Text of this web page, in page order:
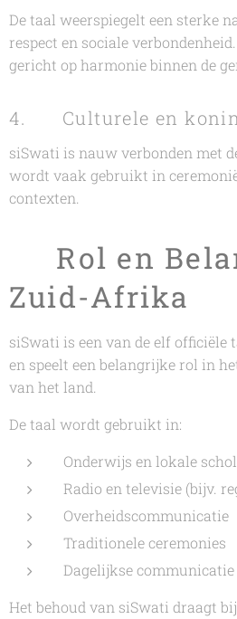
De taal weerspiegelt een sterke
respect en sociale
gericht op harmonie binnen de
4. 👑 Culturele en
siSwati is nauw verbonden met
wordt vaak gebruikt in
contexten.
🏛️ Rol en
Zuid-Afrika
siSwati is een van de elf
en speelt een belangrijke rol in
van het land.
De taal wordt gebruikt in:
Onderwijs en lokale
Radio en televisie (bijv.
Overheidscommunicatie
Traditionele ceremonies
Dagelijkse
Het behoud van siSwati draagt